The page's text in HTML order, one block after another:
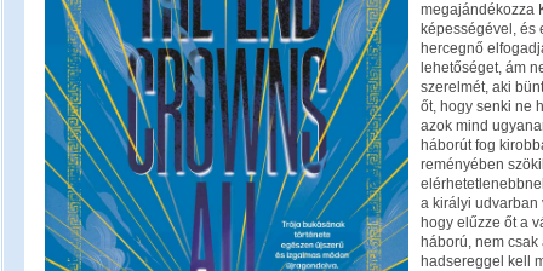
megajándékozza
képességével, és
hercegnő
lehetőséget, ám
szerelmét, aki
őt, hogy senki ne
azok mind
háborút fog
reményében
a királyi udvarban
hogy elűzze őt a
háború, nem
hadsereggel kell